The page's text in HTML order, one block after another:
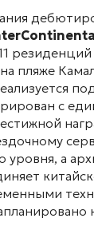
пляже
с
а